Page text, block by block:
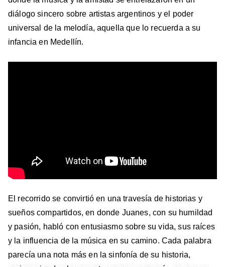
diálogo sincero sobre artistas argentinos y el poder
universal de la melodía, aquella que lo recuerda a su
infancia en Medellín.
El recorrido se convirtió en una travesía de historias y
sueños compartidos, en donde Juanes, con su humildad
y pasión, habló con entusiasmo sobre su vida, sus raíces
y la influencia de la música en su camino. Cada palabra
parecía una nota más en la sinfonía de su historia,